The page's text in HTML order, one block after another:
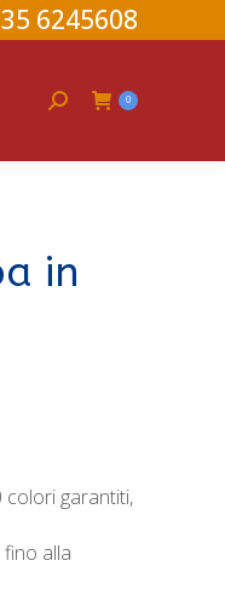
6245608
Search: 0
in
colori garantiti,
alla